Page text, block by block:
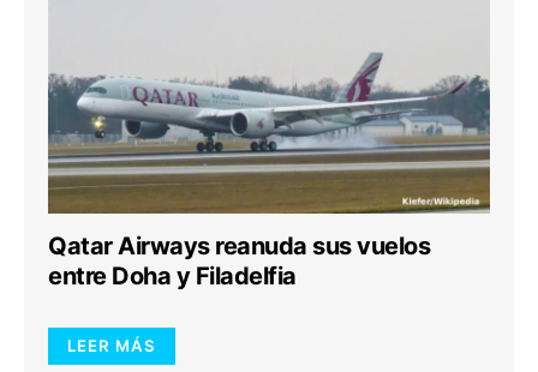
Qatar Airways reanuda sus vuelos
entre Doha y Filadelfia
LEER MÁS